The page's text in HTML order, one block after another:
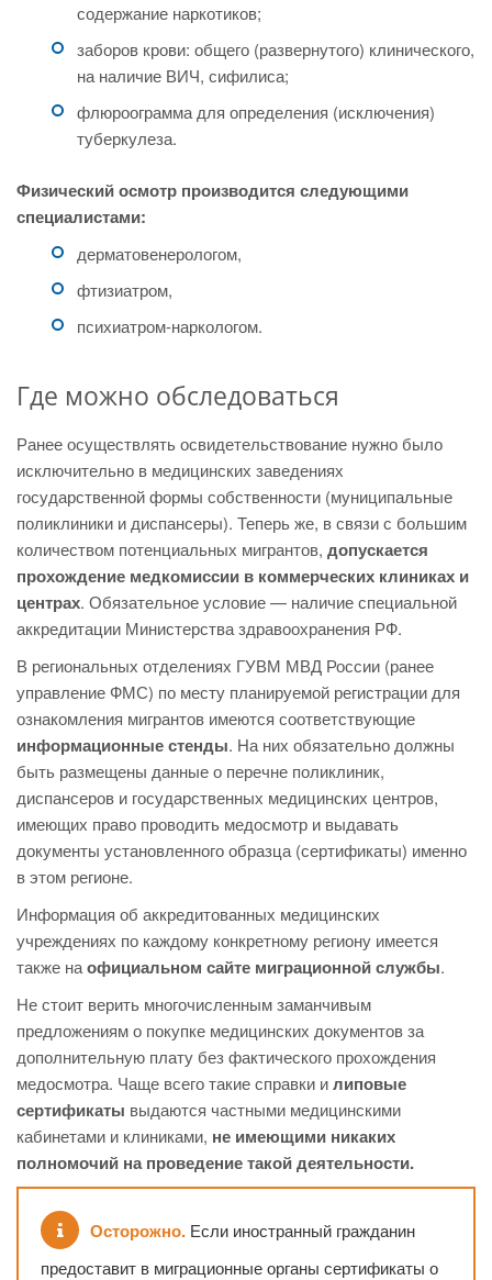
содержание наркотиков;
заборов крови: общего (развернутого) клинического,
на наличие ВИЧ, сифилиса;
флюроограмма для определения (исключения)
туберкулеза.
Физический осмотр производится следующими
специалистами:
дерматовенерологом,
фтизиатром,
психиатром-наркологом.
Где можно обследоваться
Ранее осуществлять освидетельствование нужно было
исключительно в медицинских заведениях
государственной формы собственности (муниципальные
поликлиники и диспансеры). Теперь же, в связи с большим
количеством потенциальных мигрантов, допускается
прохождение медкомиссии в коммерческих клиниках и
центрах. Обязательное условие — наличие специальной
аккредитации Министерства здравоохранения РФ.
В региональных отделениях ГУВМ МВД России (ранее
управление ФМС) по месту планируемой регистрации для
ознакомления мигрантов имеются соответствующие
информационные стенды. На них обязательно должны
быть размещены данные о перечне поликлиник,
диспансеров и государственных медицинских центров,
имеющих право проводить медосмотр и выдавать
документы установленного образца (сертификаты) именно
в этом регионе.
Информация об аккредитованных медицинских
учреждениях по каждому конкретному региону имеется
также наофициальном сайте миграционной службы.
Не стоит верить многочисленным заманчивым
предложениям о покупке медицинских документов за
дополнительную плату без фактического прохождения
медосмотра. Чаще всего такие справки илиповые
сертификаты выдаются частными медицинскими
кабинетами и клиниками, не имеющими никаких
полномочий на проведение такой деятельности.
Осторожно. Если иностранный гражданин
предоставит в миграционные органы сертификаты о